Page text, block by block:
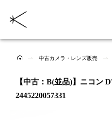
中古カメラ・レンズ販売
【中古：B(並品)】ニコン
2445220057331